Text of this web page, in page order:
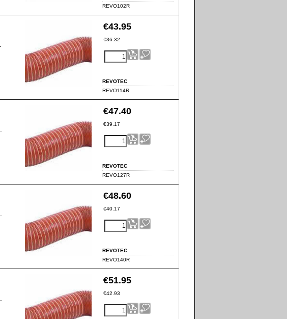
REVO102R
€43.95
€36.32
REVOTEC
REVO114R
€47.40
€39.17
REVOTEC
REVO127R
€48.60
€40.17
REVOTEC
REVO140R
€51.95
€42.93